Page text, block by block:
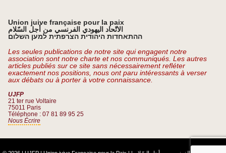
Union juive française pour la paix
الاتّحاد اليهودي الفرنسي من أجل السّلام
ההתאחדות היהודית הצרפתית למען השלום
Les seules publications de notre site qui engagent notre
association sont notre charte et nos communiqués. Les autres
articles publiés sur ce site sans nécessairement refléter
exactement nos positions, nous ont paru intéressants à verser
aux débats ou à porter à votre connaissance.
UJFP
21 ter rue Voltaire
75011 Paris
Téléphone : 07 81 89 95 25
Nous Écrire